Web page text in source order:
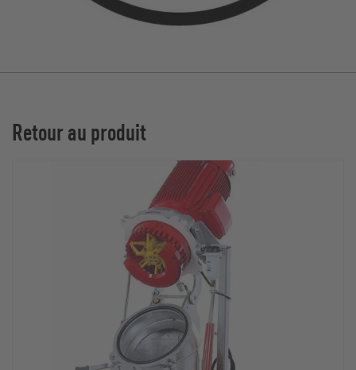
Retour au produit